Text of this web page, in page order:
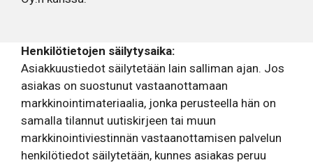
Henkilötietojen säilytysaika:
Asiakkuustiedot säilytetään lain salliman ajan. Jos
asiakas on suostunut vastaanottamaan
markkinointimateriaalia, jonka perusteella hän on
samalla tilannut uutiskirjeen tai muun
markkinointiviestinnän vastaanottamisen palvelun
henkilötiedot säilytetään, kunnes asiakas peruu